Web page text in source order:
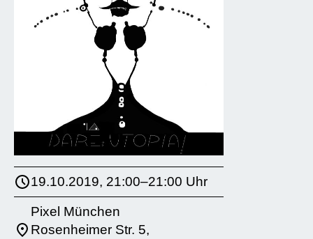
19.10.2019, 21:00–21:00 Uhr
Pixel München
Rosenheimer Str. 5,